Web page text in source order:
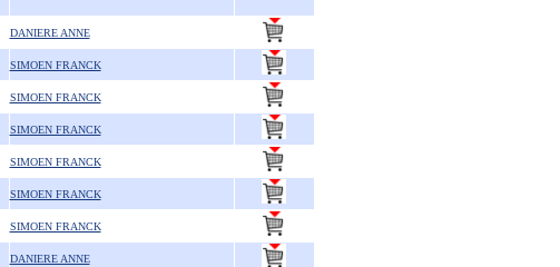
DANIERE ANNE
SIMOEN FRANCK
SIMOEN FRANCK
SIMOEN FRANCK
SIMOEN FRANCK
SIMOEN FRANCK
SIMOEN FRANCK
DANIERE ANNE